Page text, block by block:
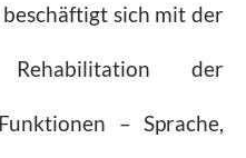
sich mit der
der
– Sprache,